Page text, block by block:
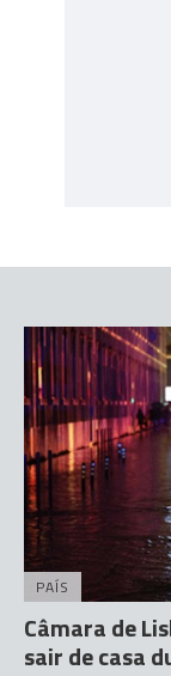
PAÍS
Câmara de
sair de casa